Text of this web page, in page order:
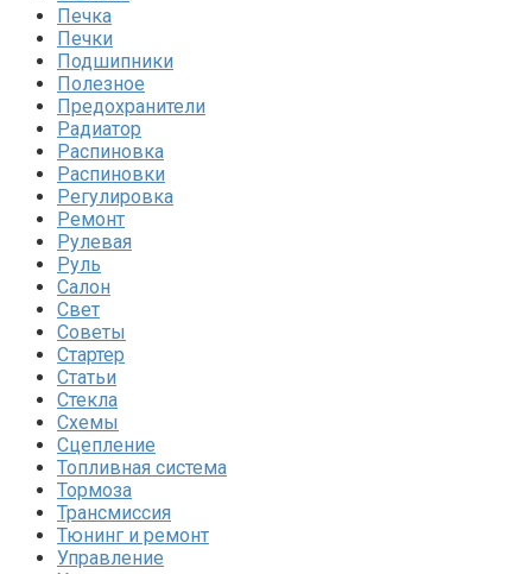
Печка
Печки
Подшипники
Полезное
Предохранители
Радиатор
Распиновка
Распиновки
Регулировка
Ремонт
Рулевая
Руль
Салон
Свет
Советы
Стартер
Статьи
Стекла
Схемы
Сцепление
Топливная система
Тормоза
Трансмиссия
Тюнинг и ремонт
Управление